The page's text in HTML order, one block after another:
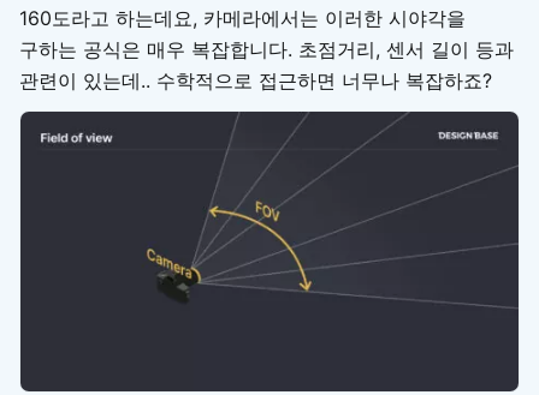
160도라고 하는데요, 카메라에서는 이러한 시야각을
구하는 공식은 매우 복잡합니다. 초점거리, 센서 길이 등과
관련이 있는데.. 수학적으로 접근하면 너무나 복잡하죠?